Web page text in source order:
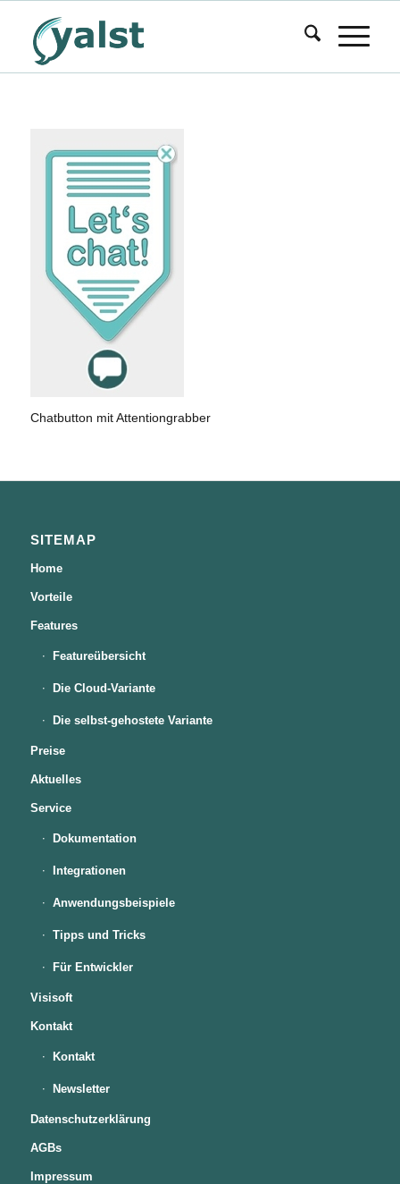
Chatbutton mit Attentiongrabber
SITEMAP
Home
Vorteile
Features
Featureübersicht
Die Cloud-Variante
Die selbst-gehostete Variante
Preise
Aktuelles
Service
Dokumentation
Integrationen
Anwendungsbeispiele
Tipps und Tricks
Für Entwickler
Visisoft
Kontakt
Kontakt
Newsletter
Datenschutzerklärung
AGBs
Impressum